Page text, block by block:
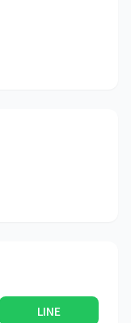
LINE